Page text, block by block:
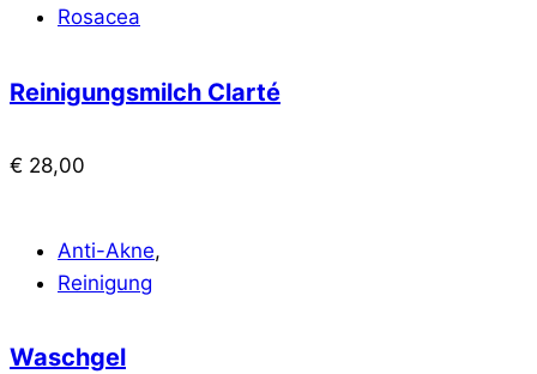
Rosacea
Reinigungsmilch Clarté
€ 28,00
Anti-Akne,
Reinigung
Waschgel